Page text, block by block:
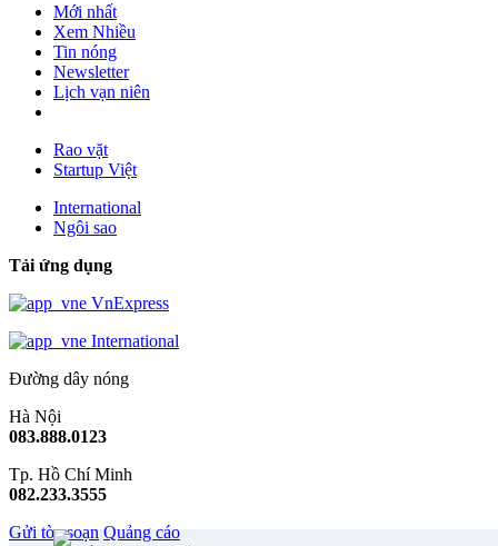
Mới nhất
Xem Nhiều
Tin nóng
Newsletter
Lịch vạn niên
Rao vặt
Startup Việt
International
Ngôi sao
Tải ứng dụng
VnExpress
International
Đường dây nóng
Hà Nội
083.888.0123
Tp. Hồ Chí Minh
082.233.3555
Gửi tòa soạn Quảng cáo